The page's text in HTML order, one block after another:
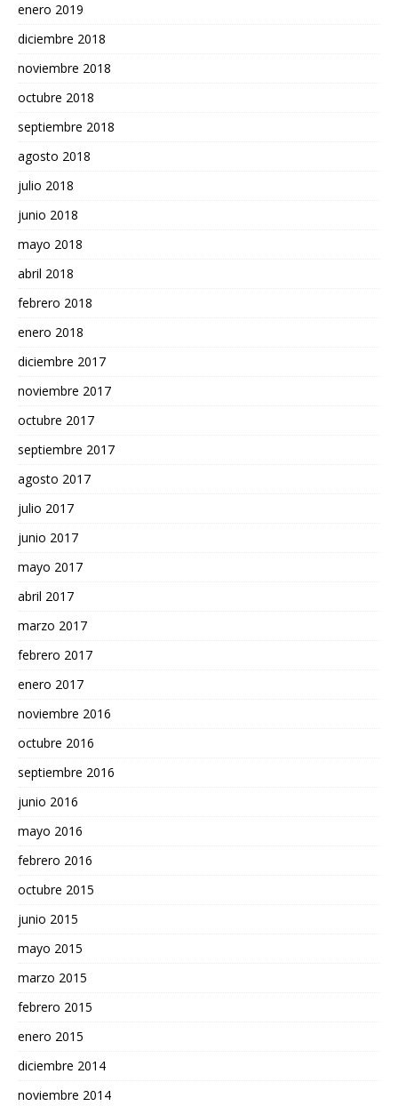
enero 2019
diciembre 2018
noviembre 2018
octubre 2018
septiembre 2018
agosto 2018
julio 2018
junio 2018
mayo 2018
abril 2018
febrero 2018
enero 2018
diciembre 2017
noviembre 2017
octubre 2017
septiembre 2017
agosto 2017
julio 2017
junio 2017
mayo 2017
abril 2017
marzo 2017
febrero 2017
enero 2017
noviembre 2016
octubre 2016
septiembre 2016
junio 2016
mayo 2016
febrero 2016
octubre 2015
junio 2015
mayo 2015
marzo 2015
febrero 2015
enero 2015
diciembre 2014
noviembre 2014